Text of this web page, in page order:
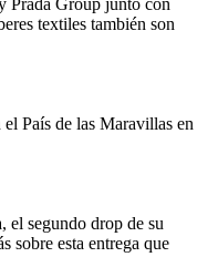
Prada Group junto con
textiles también son
País de las Maravillas en
el segundo drop de su
sobre esta entrega que